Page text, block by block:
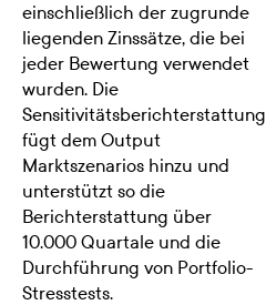
einschließlich der zugrunde
liegenden Zinssätze, die bei
jeder Bewertung verwendet
wurden. Die
Sensitivitätsberichterstattung
fügt dem Output
Marktszenarios hinzu und
unterstützt so die
Berichterstattung über
10.000 Quartale und die
Durchführung von Portfolio-
Stresstests.